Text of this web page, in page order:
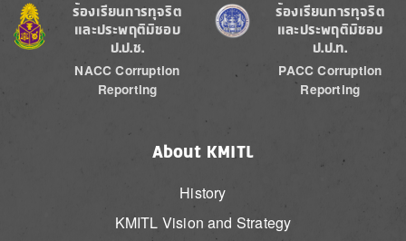
Image
ร้องเรียนการทุจริต
และประพฤติมิชอบ
ป.ป.ช.
NACC Corruption
Reporting
Image
ร้องเรียนการทุจริต
และประพฤติมิชอบ
ป.ป.ท.
PACC Corruption
Reporting
About KMITL
History
KMITL Vision and Strategy